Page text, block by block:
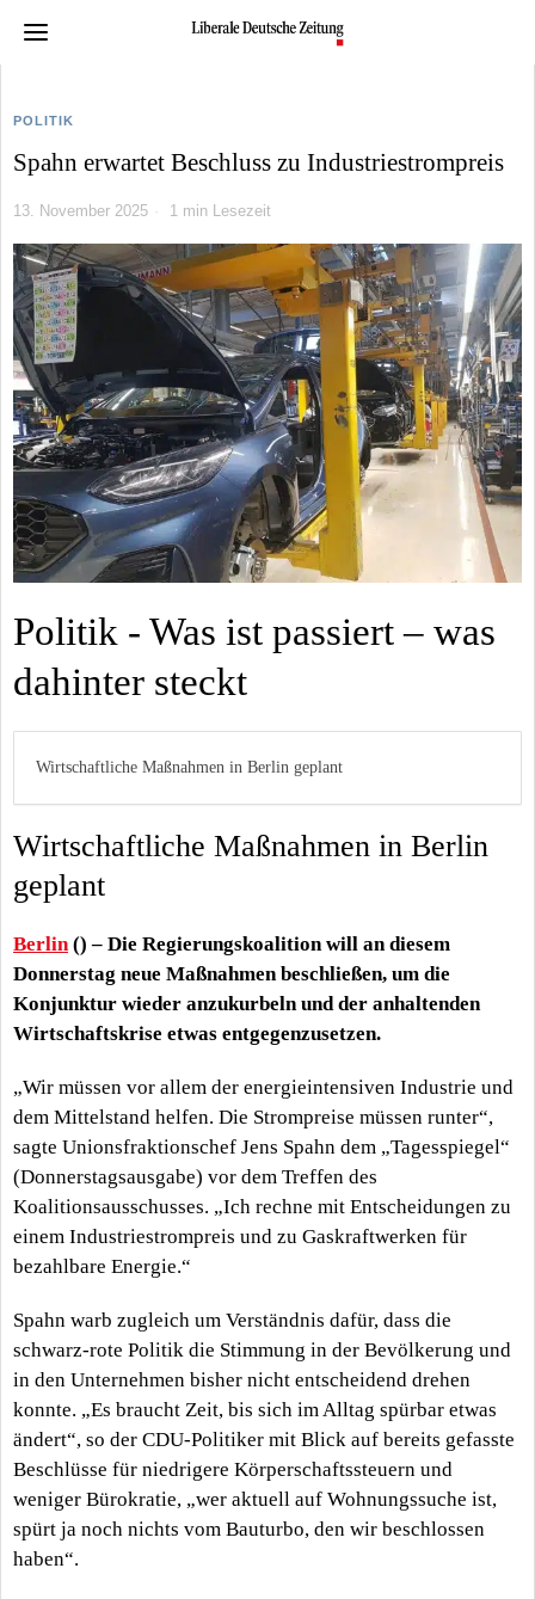
POLITIK
Spahn erwartet Beschluss zu Industriestrompreis
13. November 2025 1 min Lesezeit
Politik - Was ist passiert – was
dahinter steckt
Wirtschaftliche Maßnahmen in Berlin geplant
Wirtschaftliche Maßnahmen in Berlin
geplant
Berlin () – Die Regierungskoalition will an diesem
Donnerstag neue Maßnahmen beschließen, um die
Konjunktur wieder anzukurbeln und der anhaltenden
Wirtschaftskrise etwas entgegenzusetzen.
„Wir müssen vor allem der energieintensiven Industrie und
dem Mittelstand helfen. Die Strompreise müssen runter“,
sagte Unionsfraktionschef Jens Spahn dem „Tagesspiegel“
(Donnerstagsausgabe) vor dem Treffen des
Koalitionsausschusses. „Ich rechne mit Entscheidungen zu
einem Industriestrompreis und zu Gaskraftwerken für
bezahlbare Energie.“
Spahn warb zugleich um Verständnis dafür, dass die
schwarz-rote Politik die Stimmung in der Bevölkerung und
in den Unternehmen bisher nicht entscheidend drehen
konnte. „Es braucht Zeit, bis sich im Alltag spürbar etwas
ändert“, so der CDU-Politiker mit Blick auf bereits gefasste
Beschlüsse für niedrigere Körperschaftssteuern und
weniger Bürokratie, „wer aktuell auf Wohnungssuche ist,
spürt ja noch nichts vom Bauturbo, den wir beschlossen
haben“.